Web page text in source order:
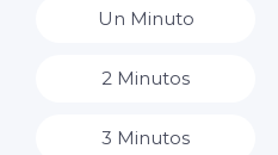
Un Minuto
2 Minutos
3 Minutos